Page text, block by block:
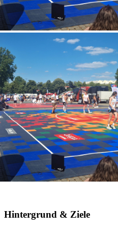
Hintergrund & Ziele